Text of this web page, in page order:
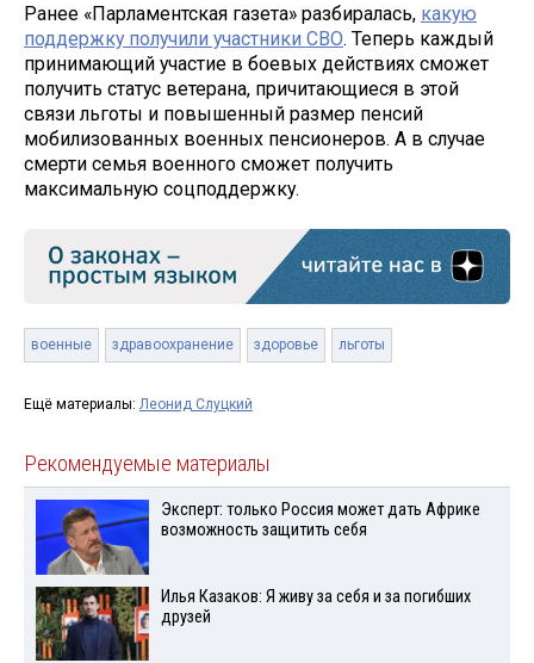
Ранее «Парламентская газета» разбиралась, какую
поддержку получили участники СВО. Теперь каждый
принимающий участие в боевых действиях сможет
получить статус ветерана, причитающиеся в этой
связи льготы и повышенный размер пенсий
мобилизованных военных пенсионеров. А в случае
смерти семья военного сможет получить
максимальную соцподдержку.
военные здравоохранение здоровье льготы
Ещё материалы: Леонид Слуцкий
Рекомендуемые материалы
Эксперт: только Россия может дать Африке
возможность защитить себя
Илья Казаков: Я живу за себя и за погибших
друзей